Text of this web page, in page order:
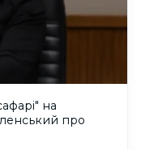
на
про